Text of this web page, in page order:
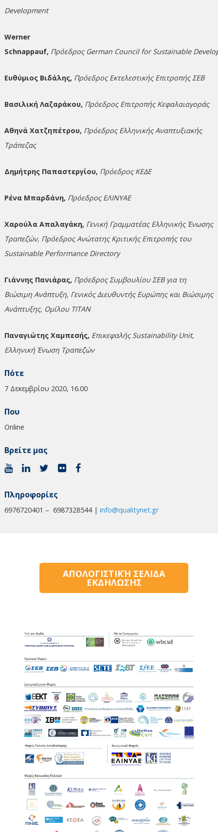
Development
Werner
Schnappauf, Πρόεδρος German Council for Sustainable
Ευθύμιος Βιδάλης, Πρόεδρος Εκτελεστικής Επιτροπής ΣΕΒ
Βασιλική Λαζαράκου, Πρόεδρος Επιτροπής Κεφαλαιαγοράς
Αθηνά Χατζηπέτρου, Πρόεδρος Ελληνικής Αναπτυξιακής
Τράπεζας
Δημήτρης Παπαστεργίου, Πρόεδρος ΚΕΔΕ
Ρένα Μπαρδάνη, Πρόεδρος ΕΛΙΝΥΑΕ
Χαρούλα Απαλαγάκη, Γενική Γραμματέας Ελληνικής Ένωσης
Τραπεζών, Πρόεδρος Ανώτατης Κριτικής Eπιτροπής του
Sustainable Performance Directory
Γιάννης Πανιάρας, Πρόεδρος Συμβουλίου ΣΕΒ για τη
Βιώσιμη Ανάπτυξη, Γενικός Διευθυντής Ευρώπης και Βιώσιμης
Ανάπτυξης, Ομίλου ΤΙΤΑΝ
Παναγιώτης Χαμπεσής, Επικεφαλής Sustainability Unit,
Ελληνική Ένωση Τραπεζών
Πότε
7 Δεκεμβρίου 2020, 16.00
Που
Online
Βρείτε μας
Πληροφορίες
6976720401 – 6987328544 | info@qualitynet.gr
ΑΠΟΛΟΓΙΣΤΙΚΉ ΣΕΛΙΔΑ
ΕΚΔΗΛΩΣΗΣ